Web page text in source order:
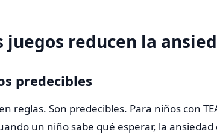
juegos reducen la
predecibles
reglas. Son predecibles. Para niños con
un niño sabe qué esperar, la